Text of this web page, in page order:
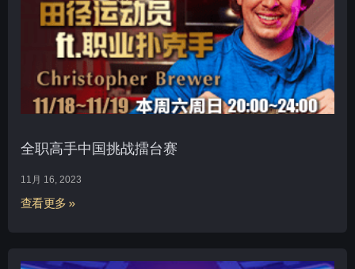
全职高手中国挑战擂台赛
11月 16, 2023
查看更多 »